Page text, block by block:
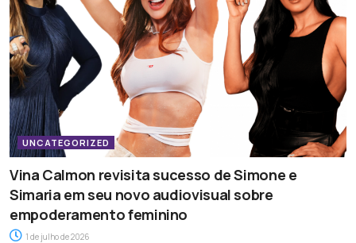
UNCATEGORIZED
Vina Calmon revisita sucesso de Simone e
Simaria em seu novo audiovisual sobre
empoderamento feminino
1 de julho de 2026